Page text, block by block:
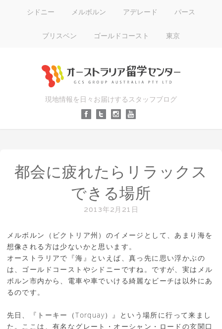
シドニー メルボルン アデレード パース
ブリスベン ゴールドコースト 東京
現地情報を日々お届けするスタッフブログ
都会に疲れたらリラックス
できる場所
2013年2月21日
メルボルン（ビクトリア州）のイメージとして、あまり海を
想像される方は少ないかと思います。
オーストラリアで『海』といえば、真っ先に思い浮かぶの
は、ゴールドコーストやシドニーですね。ですが、実はメル
ボルン市内から、電車や車でいける綺麗なビーチは以外にあ
るのです。
先日、『トーキー（Torquay）』という場所に行って来まし
た。ここは、有名なグレート・オーシャン・ロードの玄関口